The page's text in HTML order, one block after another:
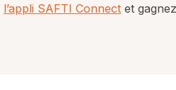
l’appli SAFTI Connect et